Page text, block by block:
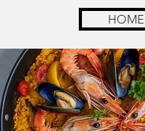
HOME